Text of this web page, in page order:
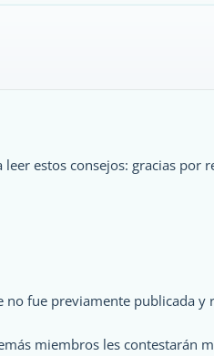
estos consejos: gracias por
no fue previamente publicada y
miembros les contestarán